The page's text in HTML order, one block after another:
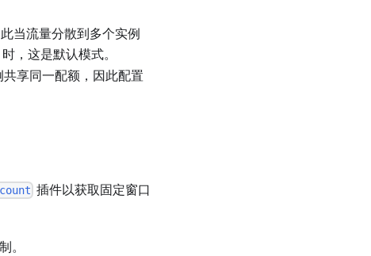
当流量分散到多个实例
，这是默认模式。
享同一配额，因此配置
插件以获取固定窗口
。